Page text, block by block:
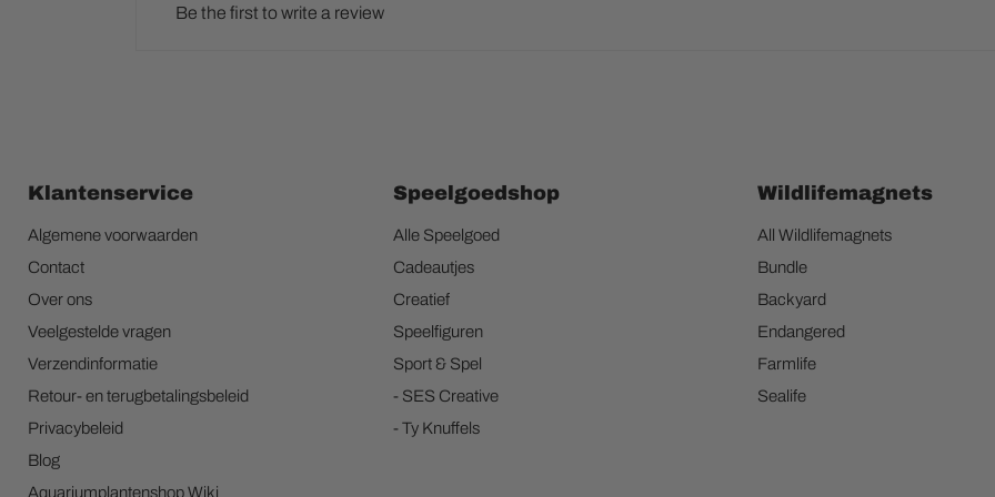
Be the first to write a review
Klantenservice
Algemene voorwaarden
Contact
Over ons
Veelgestelde vragen
Verzendinformatie
Retour- en terugbetalingsbeleid
Privacybeleid
Blog
Aquariumplantenshop Wiki
Speelgoedshop
Alle Speelgoed
Cadeautjes
Creatief
Speelfiguren
Sport & Spel
- SES Creative
- Ty Knuffels
Wildlifemagnets
All Wildlifemagnets
Bundle
Backyard
Endangered
Farmlife
Sealife